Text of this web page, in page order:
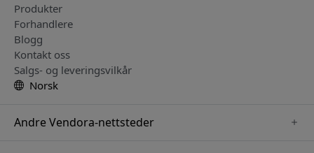
Produkter
Forhandlere
Blogg
Kontakt oss
Salgs- og leveringsvilkår
Norsk
Andre Vendora-nettsteder